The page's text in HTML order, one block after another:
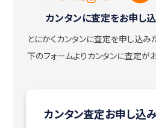
カンタンに査定をお申し
とにかくカンタンに査定を申し込み
下のフォームよりカンタンに査定が
カンタン査定お申し込